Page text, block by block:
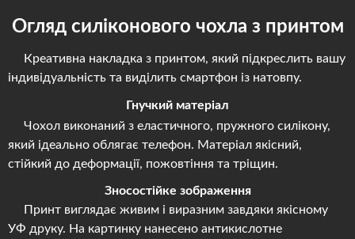
Огляд силіконового чохла з принтом
Креативна накладка з принтом, який підкреслить вашу
індивідуальність та виділить смартфон із натовпу.
Гнучкий матеріал
Чохол виконаний з еластичного, пружного силікону,
який ідеально облягає телефон. Матеріал якісний,
стійкий до деформації, пожовтіння та тріщин.
Зносостійке зображення
Принт виглядає живим і виразним завдяки якісному
УФ друку. На картинку нанесено антикислотне